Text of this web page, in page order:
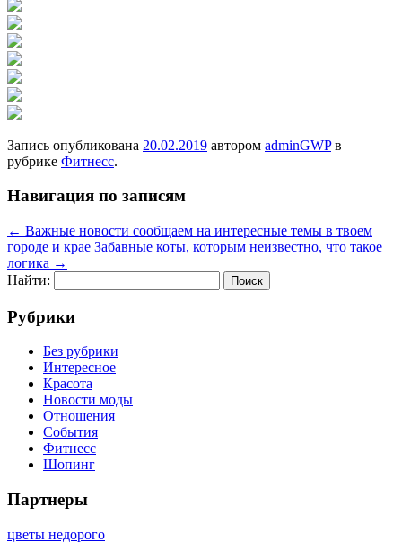
Запись опубликована 20.02.2019 автором adminGWPв
рубрике Фитнесс.
Навигация по записям
← Важные новости сообщаем на интересные темы в твоем
городе и крае Забавные коты, которым неизвестно, что такое
логика →
Найти:
Рубрики
Без рубрики
Интересное
Красота
Новости моды
Отношения
События
Фитнесс
Шопинг
Партнеры
цветы недорого